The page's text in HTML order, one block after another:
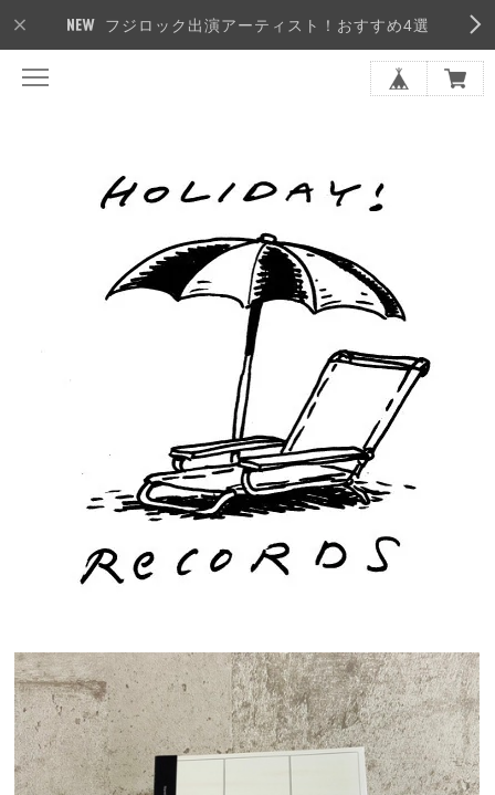
フジロック出演アーティスト！おすすめ4選